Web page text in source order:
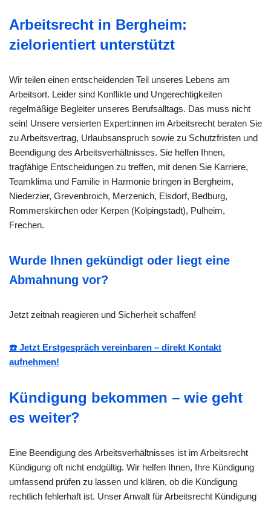
Arbeitsrecht in Bergheim:
zielorientiert unterstützt
Wir teilen einen entscheidenden Teil unseres Lebens am
Arbeitsort. Leider sind Konflikte und Ungerechtigkeiten
regelmäßige Begleiter unseres Berufsalltags. Das muss nicht
sein! Unsere versierten Expert:innen im Arbeitsrecht beraten Sie
zu Arbeitsvertrag, Urlaubsanspruch sowie zu Schutzfristen und
Beendigung des Arbeitsverhältnisses. Sie helfen Ihnen,
tragfähige Entscheidungen zu treffen, mit denen Sie Karriere,
Teamklima und Familie in Harmonie bringen in Bergheim,
Niederzier, Grevenbroich, Merzenich, Elsdorf, Bedburg,
Rommerskirchen oder Kerpen (Kolpingstadt), Pulheim,
Frechen.
Wurde Ihnen gekündigt oder liegt eine
Abmahnung vor?
Jetzt zeitnah reagieren und Sicherheit schaffen!
☎️ Jetzt Erstgespräch vereinbaren – direkt Kontakt
aufnehmen!
Kündigung bekommen – wie geht
es weiter?
Eine Beendigung des Arbeitsverhältnisses ist im Arbeitsrecht
Kündigung oft nicht endgültig. Wir helfen Ihnen, Ihre Kündigung
umfassend prüfen zu lassen und klären, ob die Kündigung
rechtlich fehlerhaft ist. Unser Anwalt für Arbeitsrecht Kündigung